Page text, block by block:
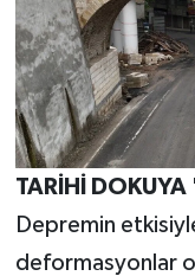
TARİHİ
Depremin
deformasyonlar